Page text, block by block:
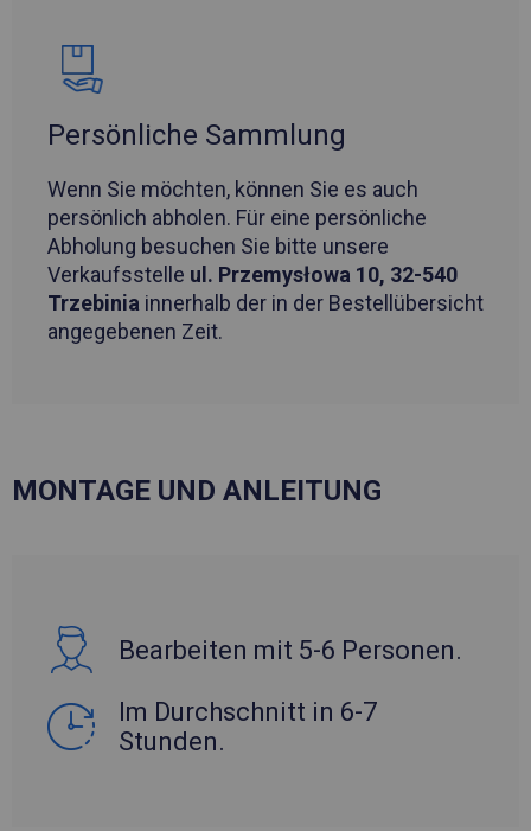
Persönliche Sammlung
Wenn Sie möchten, können Sie es auch
persönlich abholen. Für eine persönliche
Abholung besuchen Sie bitte unsere
Verkaufsstelle ul. Przemysłowa 10, 32-540
Trzebinia innerhalb der in der Bestellübersicht
angegebenen Zeit.
MONTAGE UND ANLEITUNG
Bearbeiten mit 5-6 Personen.
Im Durchschnitt in 6-7
Stunden.